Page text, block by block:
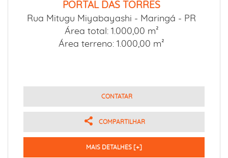
PORTAL DAS TORRES
Rua Mitugu Miyabayashi - Maringá - PR
Área total: 1.000,00 m²
Área terreno: 1.000,00 m²
CONTATAR
COMPARTILHAR
MAIS DETALHES [+]